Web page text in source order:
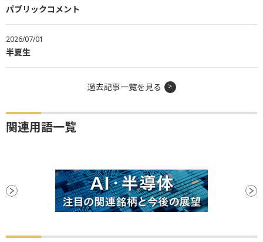
パブリックコメント
2026/07/01
半夏生
過去記事一覧を見る
関連用語一覧